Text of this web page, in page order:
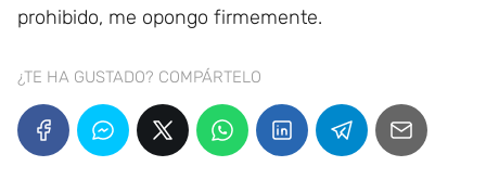
prohibido, me opongo firmemente.
¿TE HA GUSTADO? COMPÁRTELO